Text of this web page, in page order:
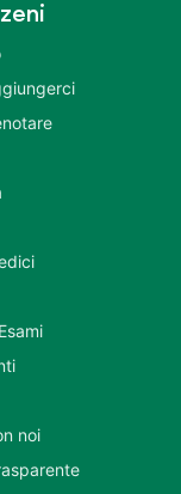
noi